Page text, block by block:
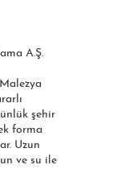
A.Ş.​​​
şehir
forma
Uzun
ve su ile